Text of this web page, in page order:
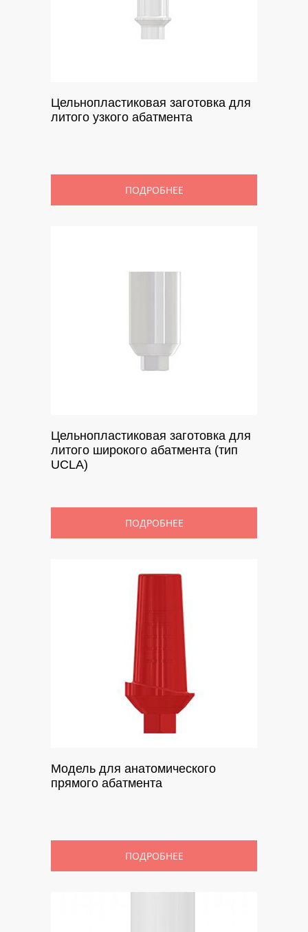
Цельнопластиковая заготовка для
литого узкого абатмента
ПОДРОБНЕЕ
Цельнопластиковая заготовка для
литого широкого абатмента (тип
UCLA)
ПОДРОБНЕЕ
Модель для анатомического
прямого абатмента
ПОДРОБНЕЕ